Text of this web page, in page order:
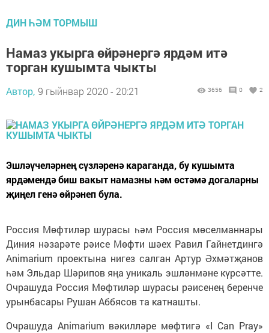
ДИН ҺӘМ ТОРМЫШ
Намаз укырга өйрәнергә ярдәм итә
торган кушымта чыкты
Автор, 9 гыйнвар 2020 - 20:21 3656 0 2
Эшләүчеләрнең сүзләренә караганда, бу кушымта
ярдәмендә биш вакыт намазны һәм өстәмә догаларны
җиңел генә өйрәнеп була.
Россия Мөфтиләр шурасы һәм Россия мөселманнары
Диния нәзарәте рәисе Мөфти шәех Равил Гайнетдингә
Animarium проектына нигез салган Артур Әхмәтҗанов
һәм Эльдар Шәрипов яңа уникаль эшләнмәне күрсәтте.
Очрашуда Россия Мөфтиләр шурасы рәисенең беренче
урынбасары Рушан Аббясов та катнашты.
Очрашуда Animarium вәкилләре мөфтигә «I Can Pray»